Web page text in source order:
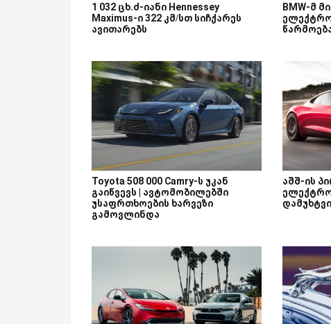
1 032 ცხ.ძ-იანი Hennessey
Maximus-ი 322 კმ/სთ სიჩქარეს
ავითარებს
BMW-მ
Toyota 508 000 Camry-ს უკან
გაიწვევს | ავტომობილებში
უსაფრთხოების ხარვეზი
გამოვლინდა
აშშ-ის